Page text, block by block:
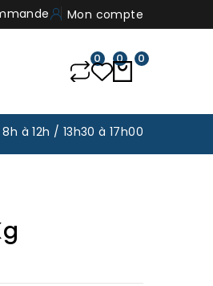
Mon compte
0 0 0
à 12h / 13h30 à 17h00